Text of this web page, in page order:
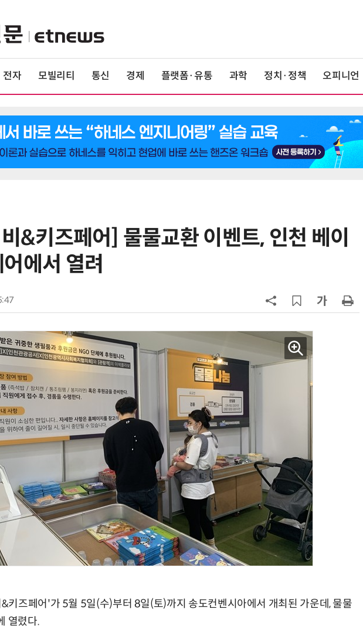
전자 모빌리티 통신 경제 플랫폼·유통 과학 정치·정책 오피니언
&키즈페어] 물물교환 이벤트, 인천 베이
에서 열려
키즈페어'가 5월 5일(수)부터 8일(토)까지 송도컨벤시아에서 개최된 가운데, 물물
열렸다.
6
산업부, 한화오션·에코프로비엠 등
양'에 가격은 300~400달러
54조원 투자
9
中 통신사, 'AI 토큰'으로 분기 2兆 벌
었다…한국도 사업화 시동
10 [신차 드라이브] BYD, PHEV '씨라이
언 6 DM-i'
AI Native Enterprise를 지원하는 AI Ready Data 플랫폼 활용 전략